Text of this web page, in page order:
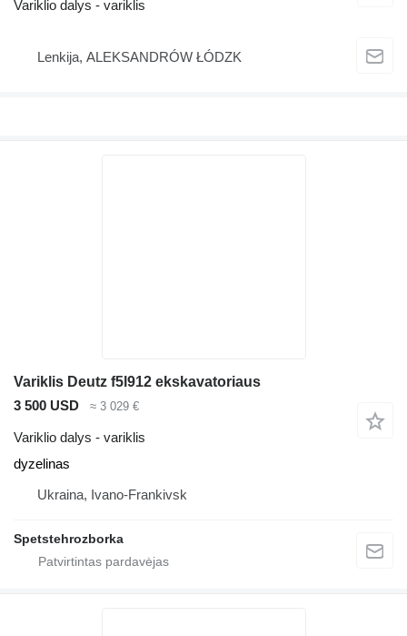
Variklio dalys - variklis
Lenkija, ALEKSANDRÓW ŁÓDZK
Variklis Deutz f5l912 ekskavatoriaus
3 500 USD
≈ 3 029 €
Variklio dalys - variklis
dyzelinas
Ukraina, Ivano-Frankivsk
Spetstehrozborka